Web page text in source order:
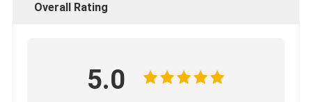
Overall Rating
5.0